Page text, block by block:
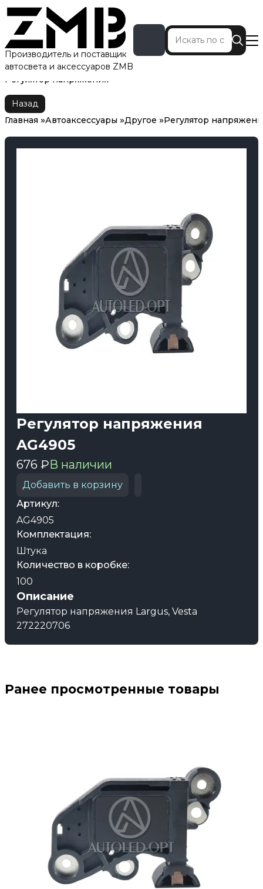
Производитель и поставщик
автосвета и аксессуаров ZMB
Главная Автоаксессуары
Другое
Регулятор напряжения
Назад
Главная
Автоаксессуары Другое Регулятор
Регулятор напряжения
AG4905
676 ₽В наличии
Добавить в корзину
Артикул:
AG4905
Комплектация:
Штука
Количество в коробке:
100
Описание
Регулятор напряжения Largus, Vesta
272220706
Ранее просмотренные товары